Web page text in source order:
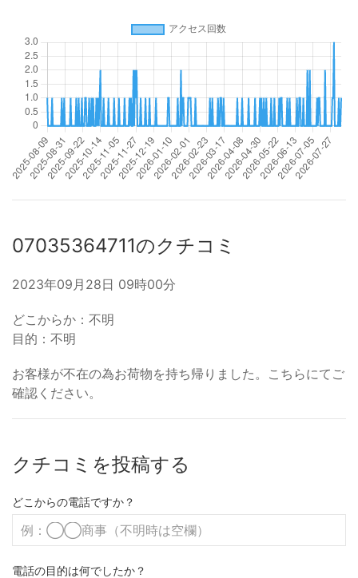
07035364711のクチコミ
2023年09月28日 09時00分
どこからか：不明
目的：不明
お客様が不在の為お荷物を持ち帰りました。こちらにてご
確認ください。
クチコミを投稿する
どこからの電話ですか？
電話の目的は何でしたか？